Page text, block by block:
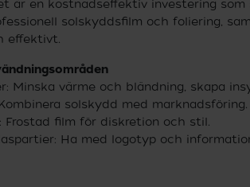
är en kostnadseffektiv investering
solskyddsfilm och foliering,
effektivt.
Minska värme och bländning, skapa
solskydd med marknadsföring.
Frostad film för diskretion och stil.
Ha med logotyp och